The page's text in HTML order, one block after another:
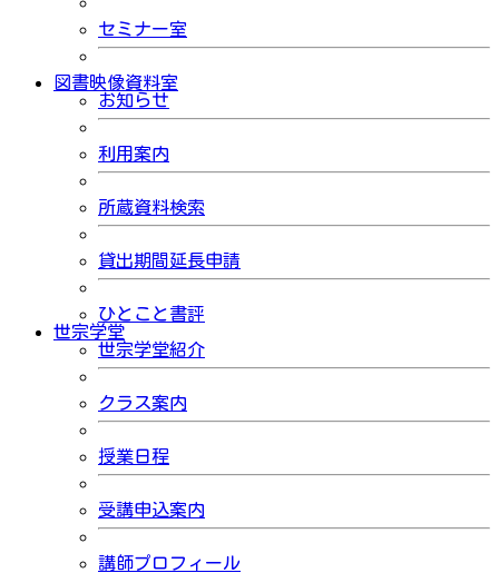
セミナー室
図書映像資料室
お知らせ
利用案内
所蔵資料検索
貸出期間延長申請
ひとこと書評
世宗学堂
世宗学堂紹介
クラス案内
授業日程
受講申込案内
講師プロフィール